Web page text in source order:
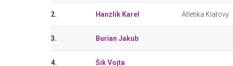
2. Hanzlík Karel Atletika Klatovy
3. Burian Jakub
4. Šik Vojta